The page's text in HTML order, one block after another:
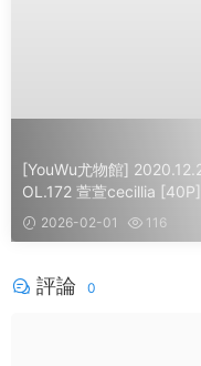
[YouWu尤物館]
OL.172 萱萱cecillia [40P]
2026-02-01 116
評論 0